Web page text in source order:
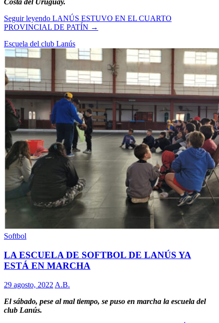
Costa del Uruguay.
Seguir leyendo LANÚS ESTUVO EN EL CUARTO
PROVINCIAL DE PATÍN →
Escuela del club Lanús
Softbol
LA ESCUELA DE SOFTBOL DE LANÚS YA
ESTÁ EN MARCHA
29 agosto, 2022 A.B.
El sábado, pese al mal tiempo, se puso en marcha la escuela del
club Lanús.